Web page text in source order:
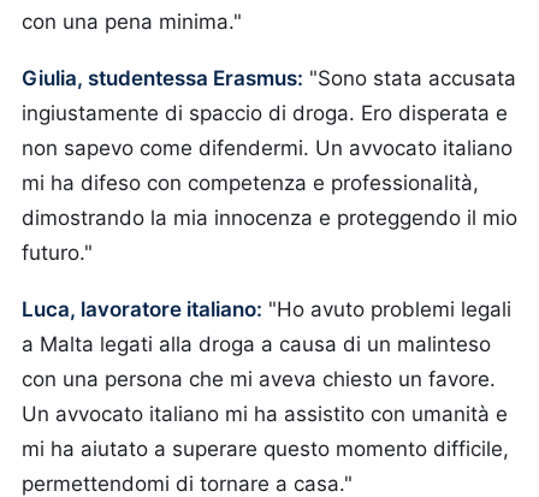
con una pena minima."
Giulia, studentessa Erasmus: "Sono stata accusata
ingiustamente di spaccio di droga. Ero disperata e
non sapevo come difendermi. Un avvocato italiano
mi ha difeso con competenza e professionalità,
dimostrando la mia innocenza e proteggendo il mio
futuro."
Luca, lavoratore italiano: "Ho avuto problemi legali
a Malta legati alla droga a causa di un malinteso
con una persona che mi aveva chiesto un favore.
Un avvocato italiano mi ha assistito con umanità e
mi ha aiutato a superare questo momento difficile,
permettendomi di tornare a casa."